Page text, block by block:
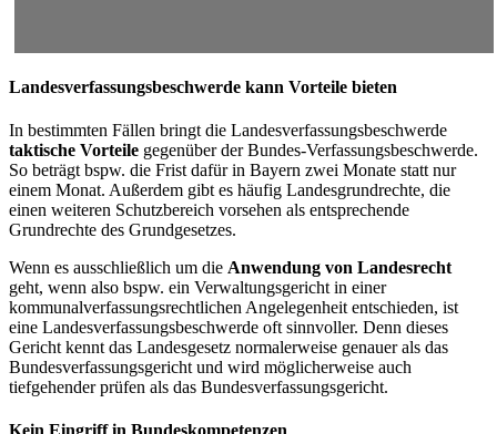
Landesverfassungsbeschwerde kann Vorteile bieten
In bestimmten Fällen bringt die Landesverfassungsbeschwerde
taktische Vorteile gegenüber der Bundes-Verfassungsbeschwerde.
So beträgt bspw. die Frist dafür in Bayern zwei Monate statt nur
einem Monat. Außerdem gibt es häufig Landesgrundrechte, die
einen weiteren Schutzbereich vorsehen als entsprechende
Grundrechte des Grundgesetzes.
Wenn es ausschließlich um die Anwendung von Landesrecht
geht, wenn also bspw. ein Verwaltungsgericht in einer
kommunalverfassungsrechtlichen Angelegenheit entschieden, ist
eine Landesverfassungsbeschwerde oft sinnvoller. Denn dieses
Gericht kennt das Landesgesetz normalerweise genauer als das
Bundesverfassungsgericht und wird möglicherweise auch
tiefgehender prüfen als das Bundesverfassungsgericht.
Kein Eingriff in Bundeskompetenzen